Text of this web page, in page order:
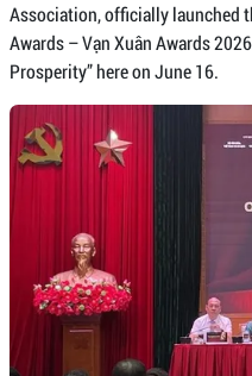
Association, officially launched
Awards – Vạn Xuân Awards
Prosperity” here on June 16.